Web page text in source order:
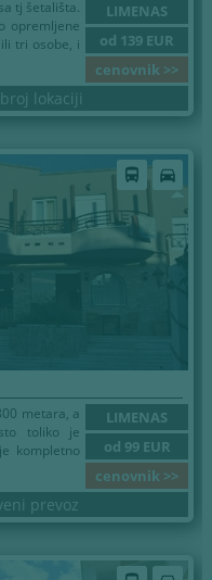
LIMENAS
od 139 EUR
cenovnik >>
tj šetališta.
opremljene
tri osobe, i
lokaciji
directions_bus directions_car
LIMENAS
od 99 EUR
cenovnik >>
metara, a
toliko je
kompletno
prevoz